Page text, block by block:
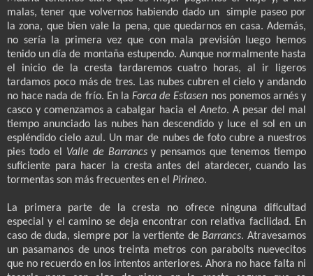
malas, tener que volvernos habiendo dado un
simple paseo por
la zona, que bien vale la pena, que quedarnos en casa. Además,
no sería la primera vez que con mala previsión luego hemos
tenido un día de montaña estupendo. Aunque normalmente hasta
el inicio de la cresta tardaremos cuatro horas, al ir ligeros
tardamos poco más de tres. Las nubes cubren el cielo y andando
no hace nada de frío. En laForca de Estasen nos ponemos arnés y
casco y comenzamos a cabalgar hacia elAneto. A pesar del mal
tiempo anunciado las nubes han descendido y luce el sol en un
espléndido cielo azul. Un mar de nubes de foto cubre a nuestros
pies todo el Valle de Barrancsy pensamos que tenemos tiempo
suficiente para hacer la cresta antes del atardecer, cuando las
tormentas son más frecuentes en el Pirineo.
La primera parte de la cresta no ofrece ninguna dificultad
especial y el camino se deja encontrar con relativa facilidad. En
caso de duda, siempre por la vertiente deBarrancs. Atravesamos
un pasamanos de unos treinta metros con parabolts nuevecitos
que no recuerdo en los intentos anteriores. Ahora no hace falta ni